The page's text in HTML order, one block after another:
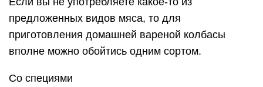
предложенных видов мяса, то для
приготовления домашней вареной колбасы
вполне можно обойтись одним сортом.
Со специями